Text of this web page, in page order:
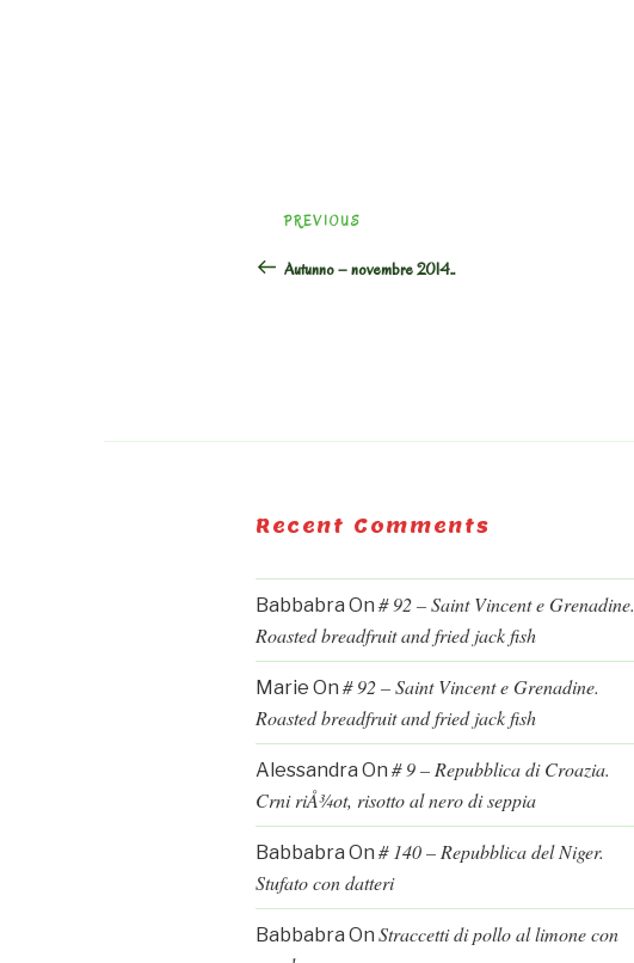
Previous
PREVIOUS
Autunno – novembre 2014..
Recent Comments
Babbabra On # 92 – Saint Vincent e Grenadine.
Roasted breadfruit and fried jack fish
Marie On # 92 – Saint Vincent e Grenadine.
Roasted breadfruit and fried jack fish
Alessandra On # 9 – Repubblica di Croazia.
Crni riÅ¾ot, risotto al nero di seppia
Babbabra On # 140 – Repubblica del Niger.
Stufato con datteri
Babbabra On Straccetti di pollo al limone con